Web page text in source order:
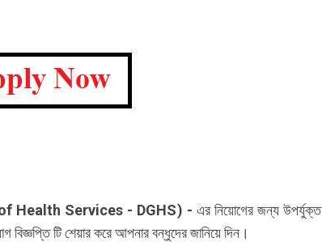
Health Services - DGHS) - এর নিয়োগের জন্য উপর্যুক্ত
টি শেয়ার করে আপনার বন্ধুদের জানিয়ে দিন।